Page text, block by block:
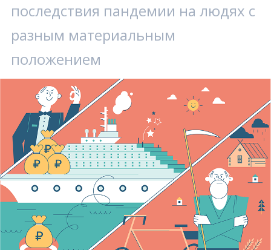
последствия пандемии на людях с
разным материальным
положением